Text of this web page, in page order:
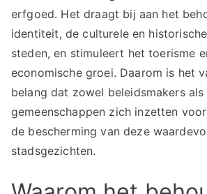
erfgoed. Het draagt bij aan het
identiteit, de culturele en
steden, en stimuleert het toerisme
economische groei. Daarom is het
belang dat zowel beleidsmakers
gemeenschappen zich inzetten
de bescherming van deze
stadsgezichten.